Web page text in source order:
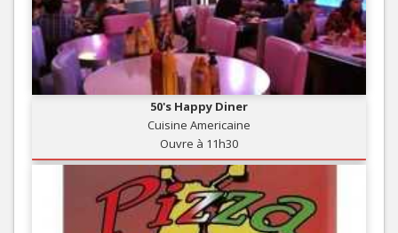
50's Happy Diner
Cuisine Americaine
Ouvre à 11h30